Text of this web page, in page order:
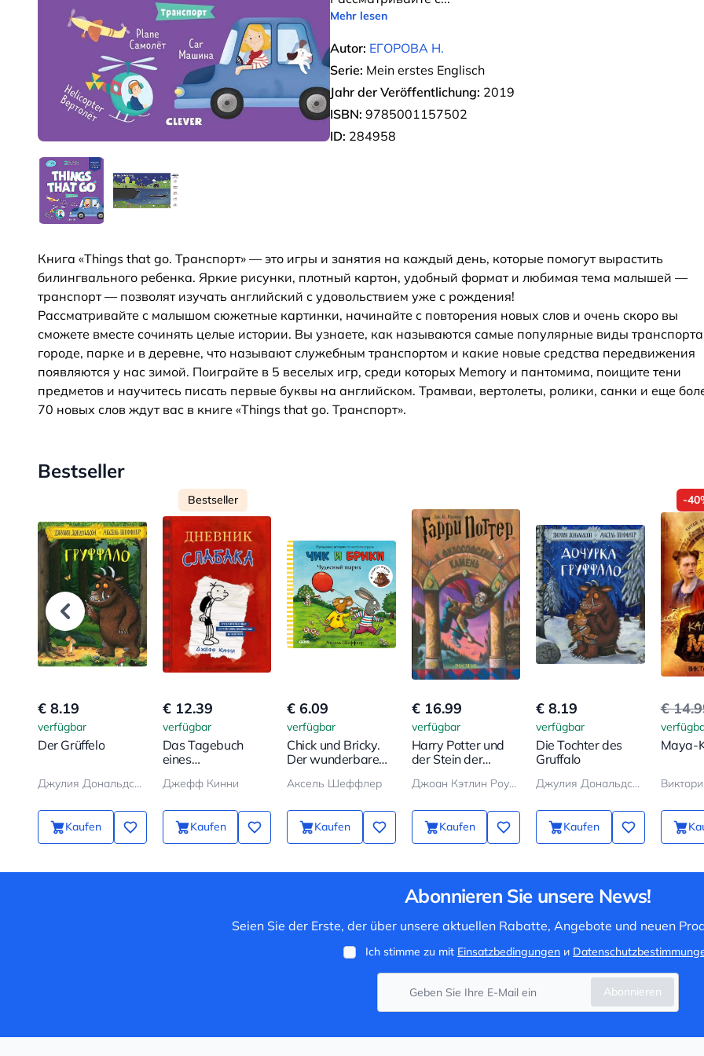
Mehr lesen
Autor: ЕГОРОВА Н.
Serie: Mein erstes Englisch
Jahr der Veröffentlichung: 2019
ISBN: 9785001157502
ID: 284958
Книга «Things that go. Транспорт» — это игры и занятия на каждый день, которые помогут вырастить
билингвального ребенка. Яркие рисунки, плотный картон, удобный формат и любимая тема малышей —
транспорт — позволят изучать английский с удовольствием уже с рождения!
Рассматривайте с малышом сюжетные картинки, начинайте с повторения новых слов и очень скоро вы
сможете вместе сочинять целые истории. Вы узнаете, как называются самые популярные виды
городе, парке и в деревне, что называют служебным транспортом и какие новые средства передвижения
появляются у нас зимой. Поиграйте в 5 веселых игр, среди которых Memory и пантомима, поищите тени
предметов и научитесь писать первые буквы на английском. Трамваи, вертолеты, ролики, санки и еще
70 новых слов ждут вас в книге «Things that go. Транспорт».
Bestseller
€ 8.19
verfügbar
Der Grüffelo
Джулия Дональдсон, Аксель Шеффлер
Kaufen
Bestseller
€ 12.39
verfügbar
Das Tagebuch
eines
Джефф Кинни
Kaufen
€ 6.09
verfügbar
Chick und Bricky.
Der wunderbare
Аксель Шеффлер
Kaufen
€ 16.99
verfügbar
Harry Potter und
der Stein der
Джоан Кэтлин Роулинг
Kaufen
€ 8.19
verfügbar
Die Tochter des
Gruffalo
Джулия Дональдсон
Kaufen
-
€
Maya-
Abonnieren Sie unsere News!
Seien Sie der Erste, der über unsere aktuellen Rabatte, Angebote und neuen
Ich stimme zu mit Einsatzbedingungen и
Abonnieren